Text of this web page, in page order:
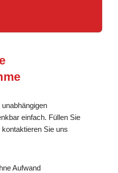
einfach. Füllen Sie
Sie uns
Aufwand